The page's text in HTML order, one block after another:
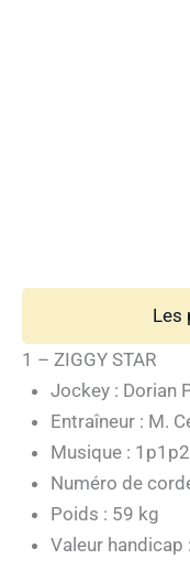
Les
1 – ZIGGY STAR
Jockey : Dorian
Entraîneur : M.
Musique :
Numéro de
Poids : 59 kg
Valeur handicap